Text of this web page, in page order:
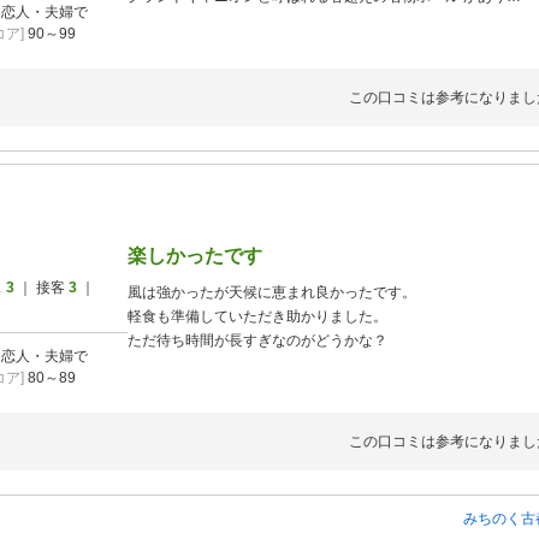
恋人・夫婦で
] 90～99
この口コミは参考になりま
3 ｜ 接客 3
恋人・夫婦で
] 80～89
楽しかったです
風は強かったが天候に恵まれ良かったです。
軽食も準備していただき助かりました。
ただ待ち時間が長すぎなのがどうかな？
この口コミは参考になりま
みちのく